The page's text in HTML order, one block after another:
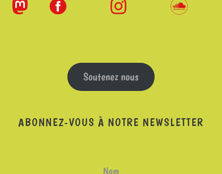
Soutenez nous
ABONNEZ-VOUS À NOTRE NEWSLETTER
Nom